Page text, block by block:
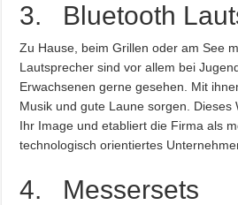
3. Bluetooth
Zu Hause, beim Grillen oder am See
Lautsprecher sind vor allem bei
Erwachsenen gerne gesehen. Mit
Musik und gute Laune sorgen. Dieses
Ihr Image und etabliert die Firma als
technologisch orientiertes
4. Messersets